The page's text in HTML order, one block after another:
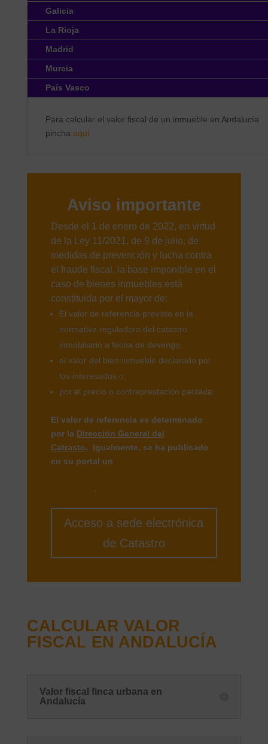
Galicia
La Rioja
Madrid
Murcia
País Vasco
Para calcular el valor fiscal de un inmueble en Andalucía
pincha aquí
Aviso importante
Desde el 1 de enero de 2022, en virtud
de la Ley 11/2021, de 9 de julio, de
medidas de prevención y lucha contra
el fraude fiscal, la base imponible en el
caso de bienes inmuebles está
constituida por el mayor de:
El valor de referencia previsto en la
normativa reguladora del catastro
inmobiliario a fecha de devengo,
el valor del bien inmueble declarado por
los interesados o,
por el precio o contraprestación pactada.
El valor de referencia es determinado
por la Dirección General del
Catrasto,
Igualmente, se ha publicado
en su portal un
.
Acceso a sede electrónica
de Catastro
CALCULAR VALOR
FISCAL EN ANDALUCÍA
Valor fiscal finca urbana en
Andalucía